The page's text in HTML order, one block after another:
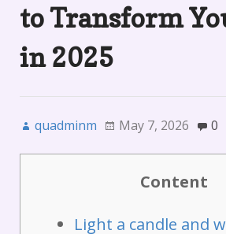
to Transform
in 2025
quadminm May 7, 2026 0
Content
Light a candle and